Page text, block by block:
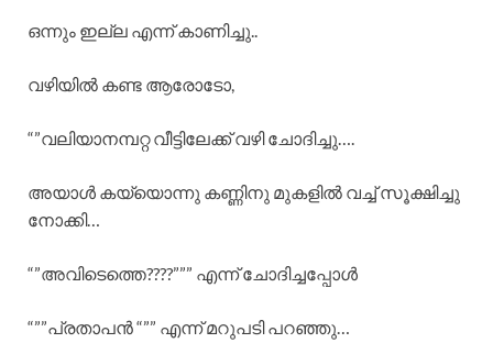
ഒന്നും ഇല്ല എന്ന് കാണിച്ചു..
വഴിയിൽ കണ്ട ആരോടോ,
“”വലിയാനമ്പറ്റ വീട്ടിലേക്ക് വഴി ചോദിച്ചു….
അയാൾ കയ്യൊന്നു കണ്ണിനു മുകളിൽ വച്ച് സൂക്ഷിച്ചു
നോക്കി…
“”അവിടെത്തെ????””” എന്ന് ചോദിച്ചപ്പോൾ
“””പ്രതാപൻ “”” എന്ന് മറുപടി പറഞ്ഞു…